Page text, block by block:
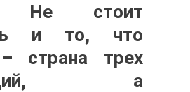
Не стоит
и то, что
страна трех
а